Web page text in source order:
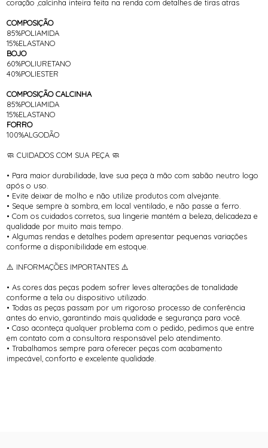
coração ,calcinha inteira feita na renda com detalhes de tiras atras
COMPOSIÇÃO
85%POLIAMIDA
15%ELASTANO
BOJO
60%POLIURETANO
40%POLIESTER
COMPOSIÇÃO CALCINHA
85%POLIAMIDA
15%ELASTANO
FORRO
100%ALGODÃO
🧼 CUIDADOS COM SUA PEÇA 🧼
• Para maior durabilidade, lave sua peça à mão com sabão neutro logo
após o uso.
• Evite deixar de molho e não utilize produtos com alvejante.
• Seque sempre à sombra, em local ventilado, e não passe a ferro.
• Com os cuidados corretos, sua lingerie mantém a beleza, delicadeza e
qualidade por muito mais tempo.
• Algumas rendas e detalhes podem apresentar pequenas variações
conforme a disponibilidade em estoque.
⚠️ INFORMAÇÕES IMPORTANTES ⚠️
• As cores das peças podem sofrer leves alterações de tonalidade
conforme a tela ou dispositivo utilizado.
• Todas as peças passam por um rigoroso processo de conferência
antes do envio, garantindo mais qualidade e segurança para você.
• Caso aconteça qualquer problema com o pedido, pedimos que entre
em contato com a consultora responsável pelo atendimento.
• Trabalhamos sempre para oferecer peças com acabamento
impecável, conforto e excelente qualidade.